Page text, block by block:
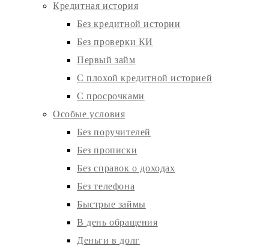
Кредитная история
Без кредитной истории
Без проверки КИ
Первый займ
С плохой кредитной историей
С просрочками
Особые условия
Без поручителей
Без прописки
Без справок о доходах
Без телефона
Быстрые займы
В день обращения
Деньги в долг